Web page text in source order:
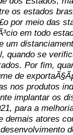
os estados
por meio das
em todo
um
quando se
Por fim,
de
nos produtos
implantar os
para a
demais atores